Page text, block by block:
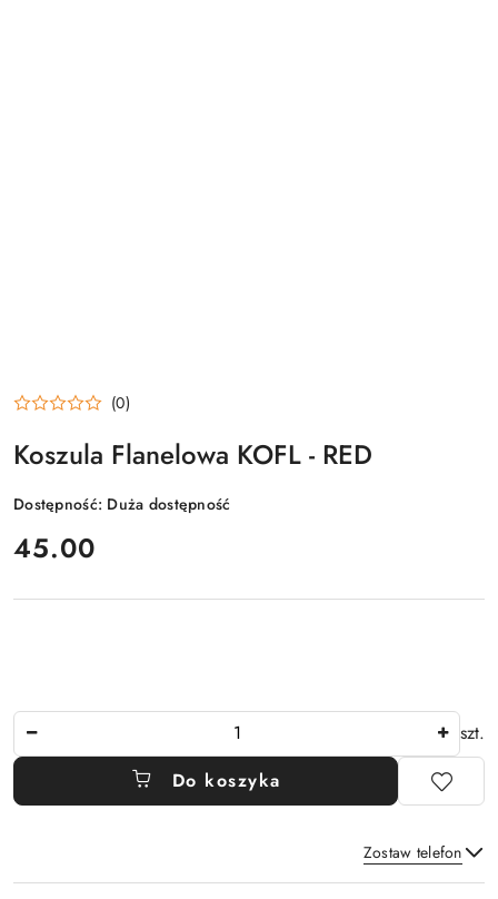
(0)
Koszula Flanelowa KOFL - RED
Dostępność: Duża dostępność
cena:
45.00
szt.
Do koszyka
Zostaw telefon